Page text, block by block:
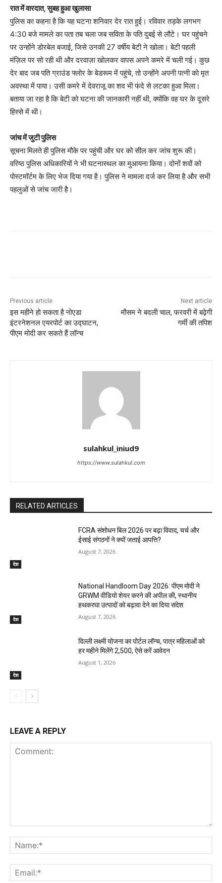
रात में वारदात, सुबह हुआ खुलासा
पुलिस का कहना है कि यह घटना शनिवार देर रात हुई। रविवार तड़के लगभग
4:30 बजे मामले का पता तब चला जब सविता के पति दुबई से लौटे। घर पहुंचने
पर उन्होंने डोरबेल बजाई, जिसे उनकी 27 वर्षीय बेटी ने खोला। बेटी पहली
मंज़िल पर सो रही थी और दरवाज़ा खोलकर वापस अपने कमरे में चली गई। कुछ
देर बाद जब पति ग्राउंड फ्लोर के बेडरूम में पहुंचे, तो उन्होंने अपनी पत्नी को मृत
अवस्था में पाया। उसी कमरे में देवराजू का शव भी फंदे से लटका हुआ मिला।
बताया जा रहा है कि बेटी को घटना की जानकारी नहीं थी, क्योंकि वह घर के दूसरे
हिस्से में थी।
जांच में जुटी पुलिस
सूचना मिलते ही पुलिस मौके पर पहुंची और घर को सील कर जांच शुरू की।
वरिष्ठ पुलिस अधिकारियों ने भी घटनास्थल का मुआयना किया। दोनों शवों को
पोस्टमॉर्टम के लिए भेज दिया गया है। पुलिस ने मामला दर्ज कर लिया है और सभी
पहलुओं से जांच जारी है।
Previous article
इस महीने हो सकता है नोएडा
इंटरनेशनल एयरपोर्ट का उद्घाटन,
पीएम मोदी कर सकते हैं लॉन्च
Next article
मौसम ने बदली चाल, फरवरी में बढ़ेगी
गर्मी की तपिश
sulahkul_iniud9
https://www.sulahkul.com
RELATED ARTICLES
देश
FCRA संशोधन बिल 2026 पर बढ़ा विवाद, चर्च और
ईसाई संगठनों ने क्यों जताई आपत्ति?
August 7, 2026
देश
National Handloom Day 2026: पीएम मोदी ने
GRWM वीडियो शेयर करने की अपील की, स्थानीय
हथकरघा उत्पादों को बढ़ावा देने का दिया संदेश
August 7, 2026
देश
दिल्ली लक्ष्मी योजना का पोर्टल लॉन्च, पात्र महिलाओं को
हर महीने मिलेंगे ₹2,500, ऐसे करें आवेदन
August 1, 2026
LEAVE A REPLY